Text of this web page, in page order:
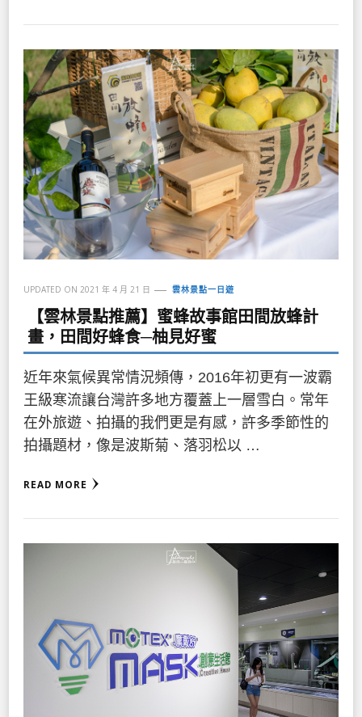
UPDATED ON 2021 年 4 月 21 日 雲林景點一日遊
【雲林景點推薦】蜜蜂故事館田間放蜂計
畫，田間好蜂食─柚見好蜜
近年來氣候異常情況頻傳，2016年初更有一波霸
王級寒流讓台灣許多地方覆蓋上一層雪白。常年
在外旅遊、拍攝的我們更是有感，許多季節性的
拍攝題材，像是波斯菊、落羽松以 …
READ MORE